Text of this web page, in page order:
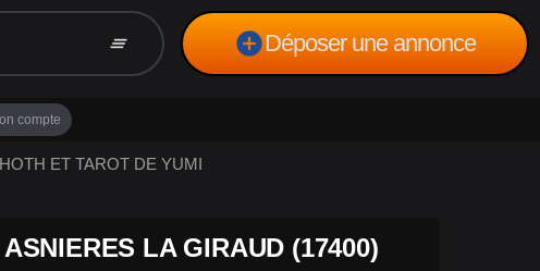
clear_all add_circleDéposer une annonce
compte
ET TAROT DE YUMI
LA GIRAUD (17400)